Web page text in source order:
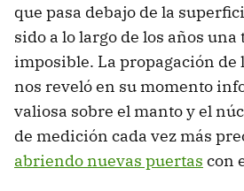
que pasa debajo de la
sido a lo largo de los años
imposible. La propagación de
nos reveló en su momento
valiosa sobre el manto y el
de medición cada vez más
abriendo nuevas puertas con